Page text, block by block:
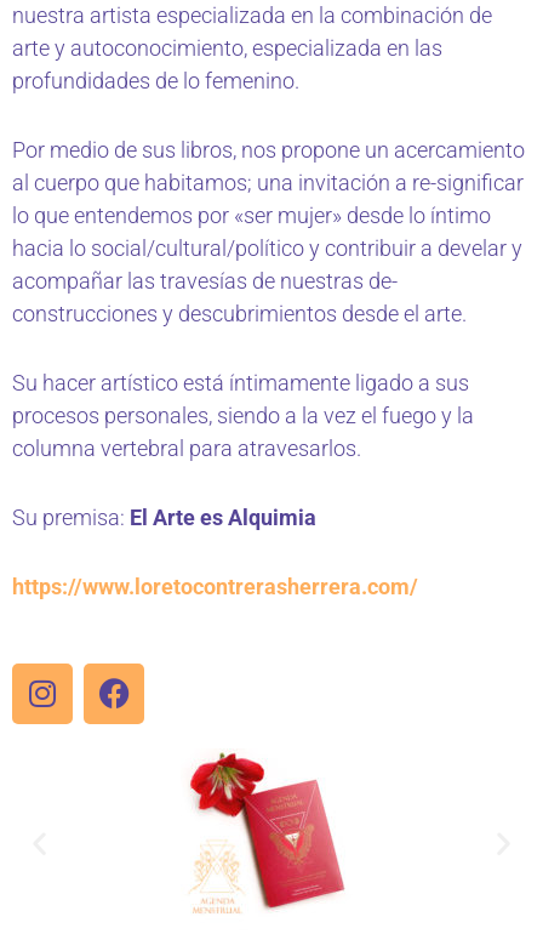
nuestra artista especializada en la combinación de
arte y autoconocimiento, especializada en las
profundidades de lo femenino.
Por medio de sus libros, nos propone un acercamiento
al cuerpo que habitamos; una invitación a re-significar
lo que entendemos por «ser mujer» desde lo íntimo
hacia lo social/cultural/político y contribuir a develar y
acompañar las travesías de nuestras de-
construcciones y descubrimientos desde el arte.
Su hacer artístico está íntimamente ligado a sus
procesos personales, siendo a la vez el fuego y la
columna vertebral para atravesarlos.
Su premisa: El Arte es Alquimia
https://www.loretocontrerasherrera.com/